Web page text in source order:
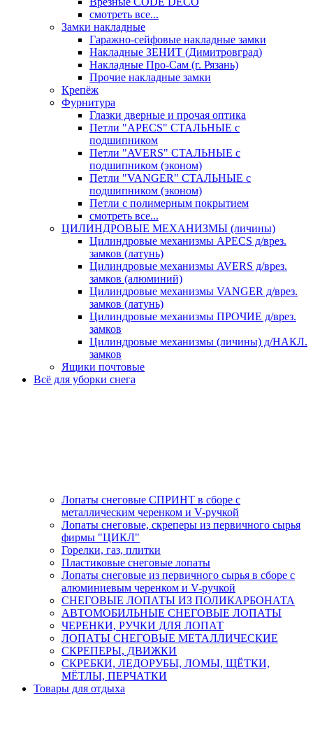
смотреть все...
Замки накладные
Гаражно-сейфовые накладные замки
Накладные ЗЕНИТ (Димитровград)
Накладные Про-Сам (г. Рязань)
Прочие накладные замки
Крепёж
Фурнитура
Глазки дверные и прочая оптика
Петли "APECS" СТАЛЬНЫЕ с
подшипником
Петли "AVERS" СТАЛЬНЫЕ с
подшипником (эконом)
Петли "VANGER" СТАЛЬНЫЕ с
подшипником (эконом)
Петли с полимерным покрытием
смотреть все...
ЦИЛИНДРОВЫЕ МЕХАНИЗМЫ (личины)
Цилиндровые механизмы APECS д/врез.
замков (латунь)
Цилиндровые механизмы AVERS д/врез.
замков (алюминий)
Цилиндровые механизмы VANGER д/врез.
замков (латунь)
Цилиндровые механизмы ПРОЧИЕ д/врез.
замков
Цилиндровые механизмы (личины) д/НАКЛ.
замков
Ящики почтовые
Всё для уборки снега
Лопаты снеговые СПРИНТ в сборе с
металлическим черенком и V-ручкой
Лопаты снеговые, скреперы из первичного сырья
фирмы "ЦИКЛ"
Горелки, газ, плитки
Пластиковые снеговые лопаты
Лопаты снеговые из первичного сырья в сборе с
алюминиевым черенком и V-ручкой
СНЕГОВЫЕ ЛОПАТЫ ИЗ ПОЛИКАРБОНАТА
АВТОМОБИЛЬНЫЕ СНЕГОВЫЕ ЛОПАТЫ
ЧЕРЕНКИ, РУЧКИ ДЛЯ ЛОПАТ
ЛОПАТЫ СНЕГОВЫЕ МЕТАЛЛИЧЕСКИЕ
СКРЕПЕРЫ, ДВИЖКИ
СКРЕБКИ, ЛЕДОРУБЫ, ЛОМЫ, ЩЁТКИ,
МЁТЛЫ, ПЕРЧАТКИ
Товары для отдыха